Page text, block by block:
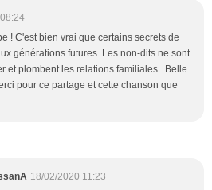
! C'est bien vrai que certains secrets de
générations futures. Les non-dits ne sont
et plombent les relations familiales...Belle
pour ce partage et cette chanson que
18/02/2020 11:23